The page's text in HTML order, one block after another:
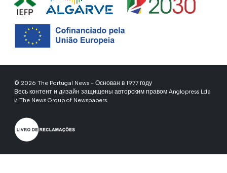
© 2026 The Portugal News - Основан в 1977 году
Весь контент и дизайн защищены авторским правом Anglopress Lda
и The News Group of Newspapers.